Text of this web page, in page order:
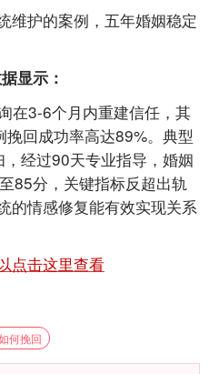
护的案例，五年婚姻稳定
显示：
3-6个月内重建信任，其
回成功率高达89%。典型
经过90天专业指导，婚姻
85分，关键指标反超出轨
的情感修复能有效实现关系
点击这里查看
何挽回